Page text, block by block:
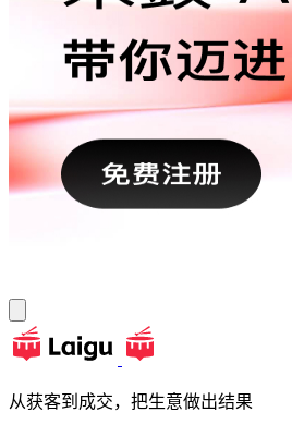
从获客到成交，把生意做出结果